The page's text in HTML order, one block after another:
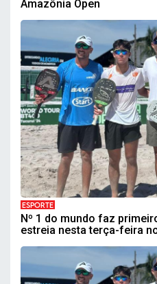
Amazônia Open
ESPORTE
Nº 1 do mundo faz
estreia nesta terça-feira